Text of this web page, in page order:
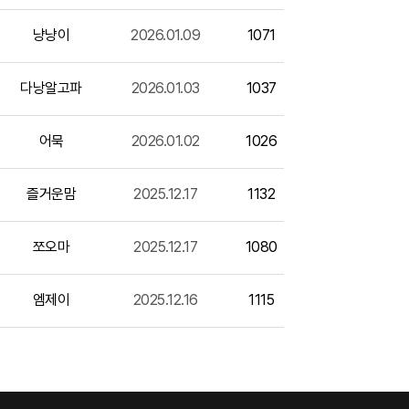
냥냥이 2026.01.09 1071
다낭알고파 2026.01.03 1037
어묵 2026.01.02 1026
즐거운맘 2025.12.17 1132
쪼오마 2025.12.17 1080
엠제이 2025.12.16 1115